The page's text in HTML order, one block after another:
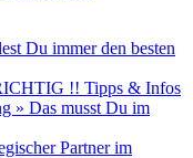
Du immer den besten
!! Tipps & Infos
» Das musst Du im
Partner im